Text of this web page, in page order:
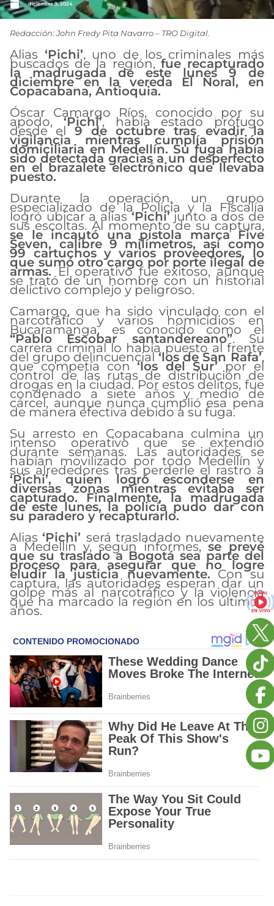
diciembre 9, 2024
Redacción: John Fredy Pita Navarro – TRO Digital.
Alias ‘Pichi’, uno de los criminales más
buscados de la región,fue recapturado
la madrugada de este lunes 9 de
diciembre en la vereda El Noral, en
Copacabana, Antioquia.
Óscar Camargo Ríos, conocido por su
apodo,‘Pichi’, había estado prófugo
desde el 9 de octubre tras evadir la
vigilancia mientras cumplía prisión
domiciliaria en Medellín. Su fuga había
sido detectada gracias a un desperfecto
en el brazalete electrónico que llevaba
puesto.
Durante la operación, un grupo
especializado de la Policía y la Fiscalía
logró ubicar a alias‘Pichi’junto a dos de
sus escoltas. Al momento de su captura,
se le incautó una pistola marca Five
Seven, calibre 9 milímetros, así como
99 cartuchos y varios proveedores, lo
que sumó otro cargo por porte ilegal de
armas.El operativo fue exitoso, aunque
se trató de un hombre con un historial
delictivo complejo y peligroso.
Camargo, que ha sido vinculado con el
narcotráfico y varios homicidios en
Bucaramanga, es conocido como el
“Pablo Escobar santandereano”. Su
carrera criminal lo había puesto al frente
del grupo delincuencial‘los de San Rafa’,
que competía con‘los del Sur’por el
control de las rutas de distribución de
drogas en la ciudad. Por estos delitos, fue
condenado a siete años y medio de
cárcel, aunque nunca cumplió esa pena
de manera efectiva debido a su fuga.
Su arresto en Copacabana culmina un
intenso operativo que se extendió
durante semanas. Las autoridades se
habían movilizado por todo Medellín y
sus alrededores tras perderle el rastro a
‘Pichi’, quien logró esconderse en
diversas zonas mientras evitaba ser
capturado. Finalmente, la madrugada
de este lunes, la policía pudo dar con
su paradero y recapturarlo.
Alias‘Pichi’ será trasladado nuevamente
a Medellín y, según informes,se prevé
que su traslado a Bogotá sea parte del
proceso para asegurar que no logre
eludir la justicia nuevamente.Con su
captura, las autoridades esperan dar un
golpe más al narcotráfico y la violencia
que ha marcado la región en los últimos
años.